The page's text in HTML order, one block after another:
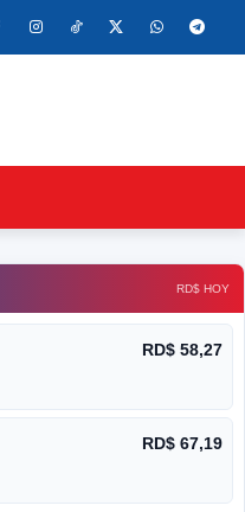
RD$ HOY
RD$ 58,27
RD$ 67,19